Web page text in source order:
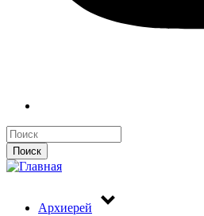
Поиск
Поиск
Архиерей